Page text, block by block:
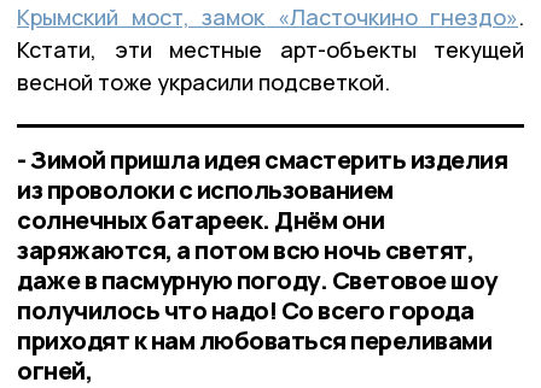
Крымский мост, замок «Ласточкино гнездо».
Кстати, эти местные арт-объекты текущей
весной тоже украсили подсветкой.
- Зимой пришла идея смастерить изделия
из проволоки с использованием
солнечных батареек. Днём они
заряжаются, а потом всю ночь светят,
даже в пасмурную погоду. Световое шоу
получилось что надо! Со всего города
приходят к нам любоваться переливами
огней,